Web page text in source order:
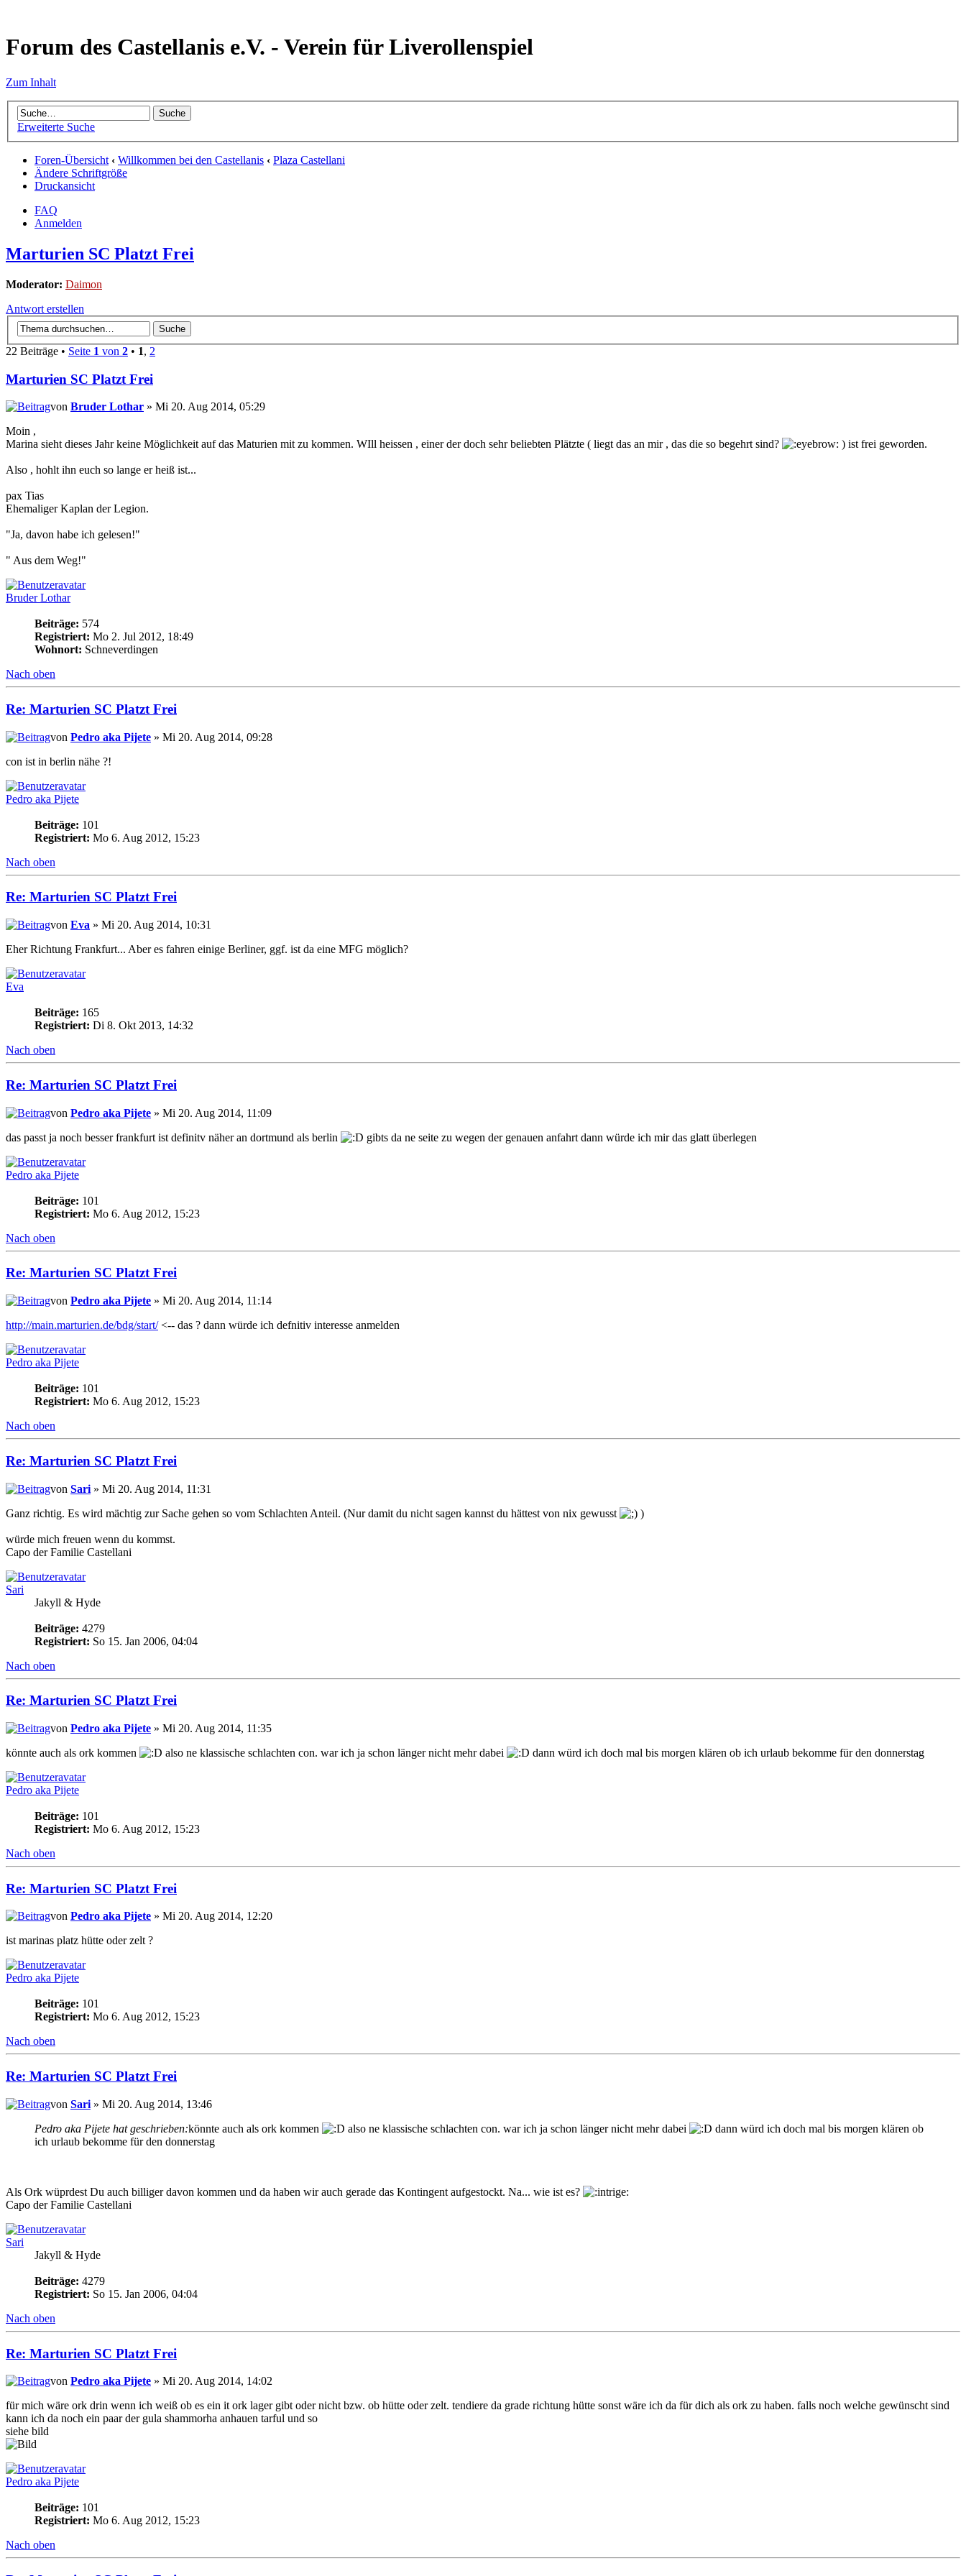
Forum des Castellanis e.V. - Verein für Liverollenspiel
Zum Inhalt
Erweiterte Suche
Foren-Übersicht ‹ Willkommen bei den Castellanis ‹ Plaza Castellani
Ändere Schriftgröße
Druckansicht
FAQ
Anmelden
Marturien SC Platzt Frei
Moderator: Daimon
Antwort erstellen
22 Beiträge • Seite 1 von 2 • 1, 2
Marturien SC Platzt Frei
von Bruder Lothar » Mi 20. Aug 2014, 05:29
Moin ,
Marina sieht dieses Jahr keine Möglichkeit auf das Maturien mit zu kommen. WIll heissen , einer der doch sehr beliebten Plätzte ( liegt das an mir , das die so begehrt sind?
) ist frei geworden.
Also , hohlt ihn euch so lange er heiß ist...
pax Tias
Ehemaliger Kaplan der Legion.
"Ja, davon habe ich gelesen!"
" Aus dem Weg!"
Bruder Lothar
Beiträge: 574
Registriert: Mo 2. Jul 2012, 18:49
Wohnort: Schneverdingen
Nach oben
Re: Marturien SC Platzt Frei
von Pedro aka Pijete » Mi 20. Aug 2014, 09:28
con ist in berlin nähe ?!
Pedro aka Pijete
Beiträge: 101
Registriert: Mo 6. Aug 2012, 15:23
Nach oben
Re: Marturien SC Platzt Frei
von Eva » Mi 20. Aug 2014, 10:31
Eher Richtung Frankfurt... Aber es fahren einige Berliner, ggf. ist da eine MFG möglich?
Eva
Beiträge: 165
Registriert: Di 8. Okt 2013, 14:32
Nach oben
Re: Marturien SC Platzt Frei
von Pedro aka Pijete » Mi 20. Aug 2014, 11:09
das passt ja noch besser frankfurt ist definitv näher an dortmund als berlin
gibts da ne seite zu wegen der genauen anfahrt dann würde ich mir das glatt überlegen
Pedro aka Pijete
Beiträge: 101
Registriert: Mo 6. Aug 2012, 15:23
Nach oben
Re: Marturien SC Platzt Frei
von Pedro aka Pijete » Mi 20. Aug 2014, 11:14
http://main.marturien.de/bdg/start/<-- das ? dann würde ich defnitiv interesse anmelden
Pedro aka Pijete
Beiträge: 101
Registriert: Mo 6. Aug 2012, 15:23
Nach oben
Re: Marturien SC Platzt Frei
von Sari » Mi 20. Aug 2014, 11:31
Ganz richtig. Es wird mächtig zur Sache gehen so vom Schlachten Anteil. (Nur damit du nicht sagen kannst du hättest von nix gewusst
)
würde mich freuen wenn du kommst.
Capo der Familie Castellani
Sari
Jakyll & Hyde
Beiträge: 4279
Registriert: So 15. Jan 2006, 04:04
Nach oben
Re: Marturien SC Platzt Frei
von Pedro aka Pijete » Mi 20. Aug 2014, 11:35
könnte auch als ork kommen
also ne klassische schlachten con. war ich ja schon länger nicht mehr dabei dann würd ich doch mal bis morgen klären ob ich urlaub bekomme für den donnerstag
Pedro aka Pijete
Beiträge: 101
Registriert: Mo 6. Aug 2012, 15:23
Nach oben
Re: Marturien SC Platzt Frei
von Pedro aka Pijete » Mi 20. Aug 2014, 12:20
ist marinas platz hütte oder zelt ?
Pedro aka Pijete
Beiträge: 101
Registriert: Mo 6. Aug 2012, 15:23
Nach oben
Re: Marturien SC Platzt Frei
von Sari » Mi 20. Aug 2014, 13:46
Pedro aka Pijete hat geschrieben:könnte auch als ork kommen also ne klassische schlachten con. war ich ja schon länger nicht mehr dabei
dann würd ich doch mal bis morgen klären ob
ich urlaub bekomme für den donnerstag
Als Ork wüprdest Du auch billiger davon kommen und da haben wir auch gerade das Kontingent aufgestockt. Na... wie ist es?
Capo der Familie Castellani
Sari
Jakyll & Hyde
Beiträge: 4279
Registriert: So 15. Jan 2006, 04:04
Nach oben
Re: Marturien SC Platzt Frei
von Pedro aka Pijete » Mi 20. Aug 2014, 14:02
für mich wäre ork drin wenn ich weiß ob es ein it ork lager gibt oder nicht bzw. ob hütte oder zelt. tendiere da grade richtung hütte sonst wäre ich da für dich als ork zu haben. falls noch welche gewünscht sind
kann ich da noch ein paar der gula shammorha anhauen tarful und so
siehe bild
Pedro aka Pijete
Beiträge: 101
Registriert: Mo 6. Aug 2012, 15:23
Nach oben